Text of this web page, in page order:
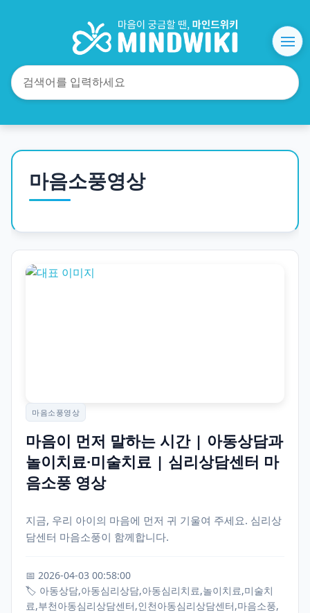
마음소풍영상
마음소풍영상
마음이 먼저 말하는 시간 | 아동상담과
놀이치료·미술치료 | 심리상담센터 마
음소풍 영상
지금, 우리 아이의 마음에 먼저 귀 기울여 주세요. 심리상
담센터 마음소풍이 함께합니다.
📅 2026-04-03 00:58:00
🏷️ 아동상담,아동심리상담,아동심리치료,놀이치료,미술치
료,부천아동심리상담센터,인천아동심리상담센터,마음소풍,